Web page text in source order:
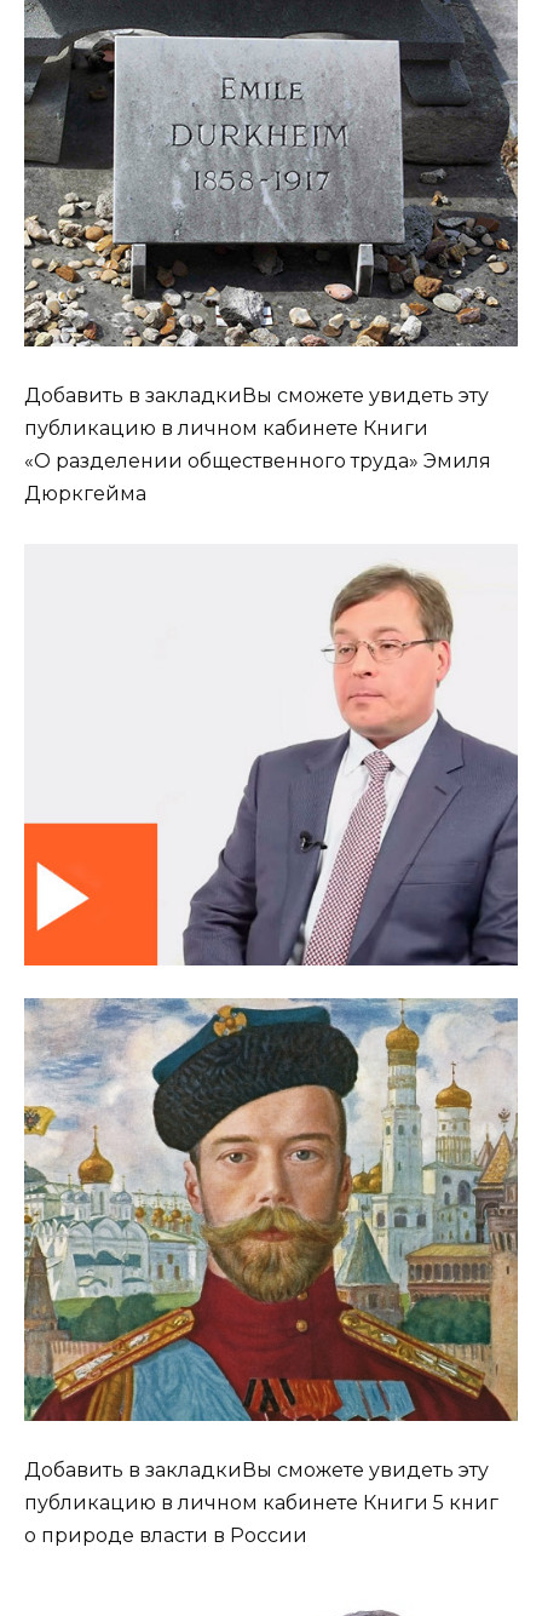
Добавить в закладкиВы сможете увидеть эту
публикацию в личном кабинете Книги
«О разделении общественного труда» Эмиля
Дюркгейма
Добавить в закладкиВы сможете увидеть эту
публикацию в личном кабинете Книги 5 книг
о природе власти в России